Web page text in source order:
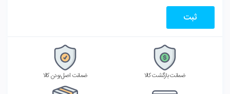
ضمانت بازگشت کالا ضمانت اصل بودن کالا